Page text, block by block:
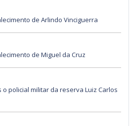
de Arlindo Vinciguerra
de Miguel da Cruz
o policial militar da reserva Luiz Carlos